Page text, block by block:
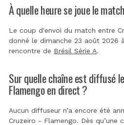
À quelle heure se joue le
Le coup d'envoi du match entre
donné le dimanche 23 août 2026
rencontre de Brésil Série A.
Sur quelle chaîne est diffusé
Flamengo en direct ?
Aucun diffuseur n’a encore été
Cruzeiro - Flamengo. Dès qu’une